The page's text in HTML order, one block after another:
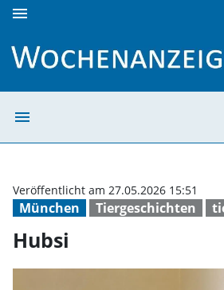
menu
menu
München Tiergeschichten
Veröffentlicht am 27.05.2026 15:51
Hubsi